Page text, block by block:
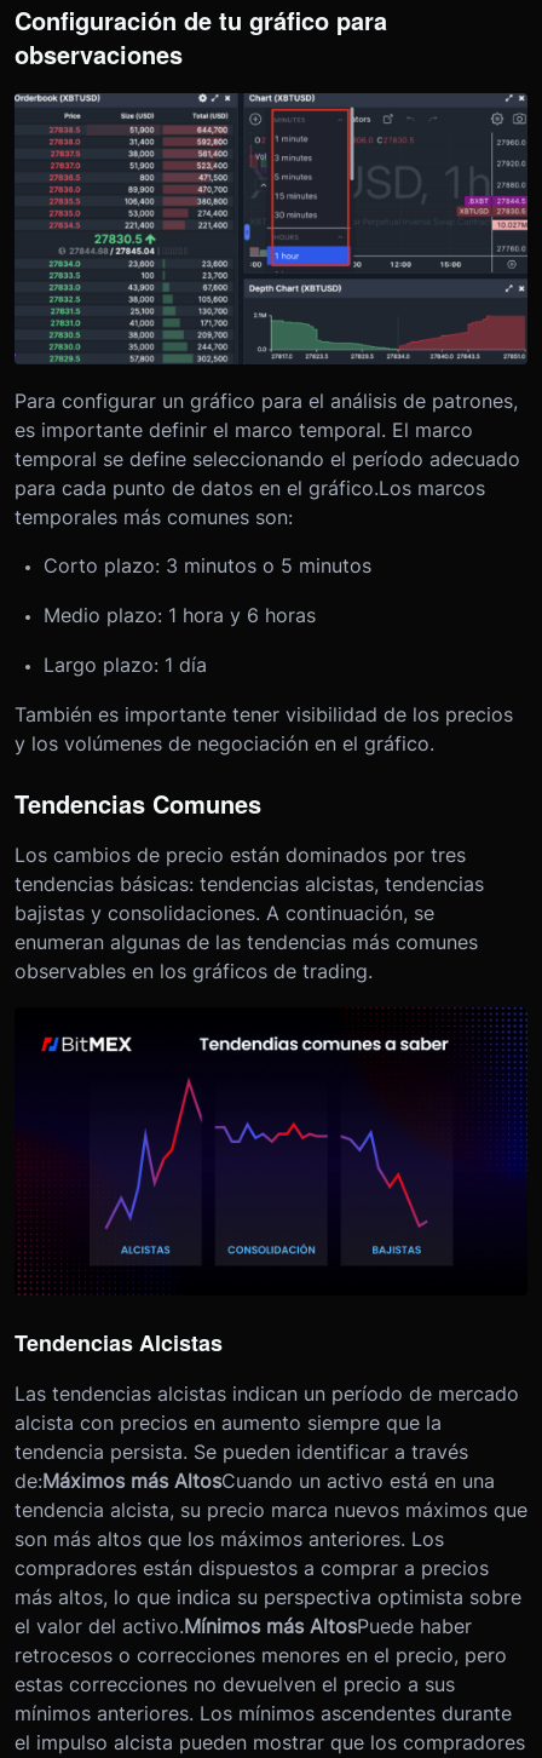
Configuración de tu gráfico para
observaciones
Para configurar un gráfico para el análisis de patrones,
es importante definir el marco temporal. El marco
temporal se define seleccionando el período adecuado
para cada punto de datos en el gráfico.Los marcos
temporales más comunes son:
Corto plazo: 3 minutos o 5 minutos
Medio plazo: 1 hora y 6 horas
Largo plazo: 1 día
También es importante tener visibilidad de los precios
y los volúmenes de negociación en el gráfico.
Tendencias Comunes
Los cambios de precio están dominados por tres
tendencias básicas: tendencias alcistas, tendencias
bajistas y consolidaciones. A continuación, se
enumeran algunas de las tendencias más comunes
observables en los gráficos de trading.
Tendencias Alcistas
Las tendencias alcistas indican un período de mercado
alcista con precios en aumento siempre que la
tendencia persista. Se pueden identificar a través
de:Máximos más AltosCuando un activo está en una
tendencia alcista, su precio marca nuevos máximos que
son más altos que los máximos anteriores. Los
compradores están dispuestos a comprar a precios
más altos, lo que indica su perspectiva optimista sobre
el valor del activo.Mínimos más AltosPuede haber
retrocesos o correcciones menores en el precio, pero
estas correcciones no devuelven el precio a sus
mínimos anteriores. Los mínimos ascendentes durante
el impulso alcista pueden mostrar que los compradores